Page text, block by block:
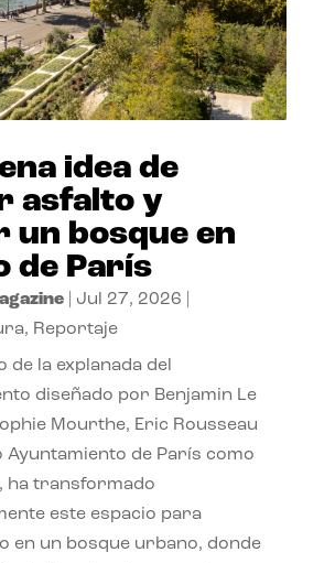
idea de
asfalto y
un bosque en
de París
| Jul 27, 2026
, Reportaje
de la explanada del
diseñado por Benjamin Le
Mourthe, Eric Rousseau
Ayuntamiento de París como
ha transformado
este espacio para
en un bosque urbano, donde